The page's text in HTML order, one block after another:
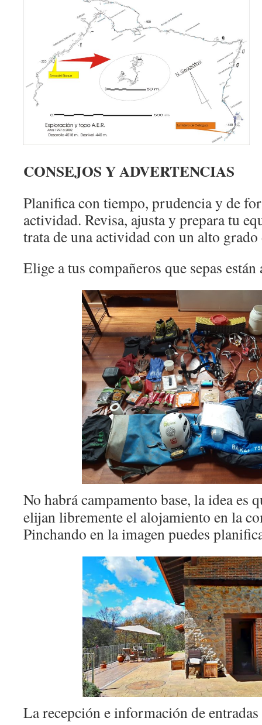
CONSEJOS Y ADVERTENCIAS
Planifica con tiempo, prudencia y de
actividad. Revisa, ajusta y prepara tu
trata de una actividad con un alto
Elige a tus compañeros que sepas
No habrá campamento base, la idea es
elijan libremente el alojamiento en la
Pinchando en la imagen puedes
La recepción e información de entradas